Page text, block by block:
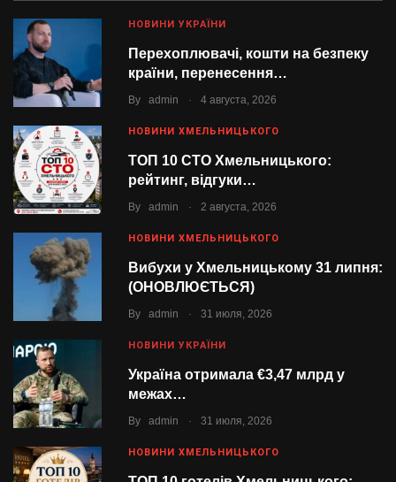
НОВИНИ УКРАЇНИ
Перехоплювачі, кошти на безпеку
країни, перенесення…
By admin . 4 августа, 2026
НОВИНИ ХМЕЛЬНИЦЬКОГО
ТОП 10 СТО Хмельницького:
рейтинг, відгуки…
By admin . 2 августа, 2026
НОВИНИ ХМЕЛЬНИЦЬКОГО
Вибухи у Хмельницькому 31 липня:
(ОНОВЛЮЄТЬСЯ)
By admin . 31 июля, 2026
НОВИНИ УКРАЇНИ
Україна отримала €3,47 млрд у
межах…
By admin . 31 июля, 2026
НОВИНИ ХМЕЛЬНИЦЬКОГО